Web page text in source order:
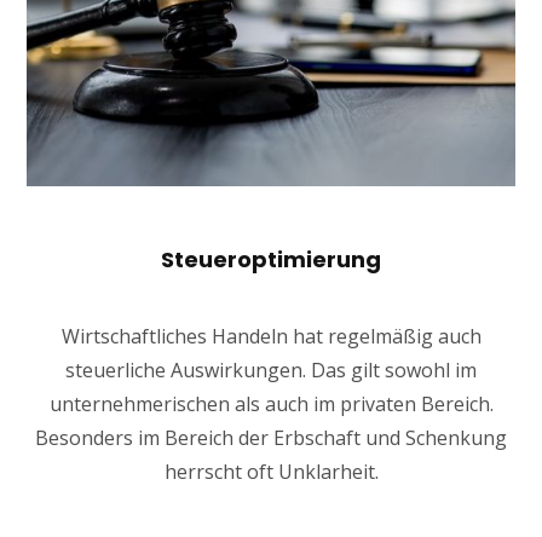
Steueroptimierung
Wirtschaftliches Handeln hat regelmäßig auch
steuerliche Auswirkungen. Das gilt sowohl im
unternehmerischen als auch im privaten Bereich.
Besonders im Bereich der Erbschaft und Schenkung
herrscht oft Unklarheit.